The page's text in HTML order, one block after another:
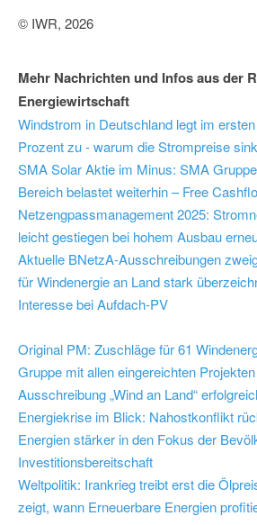
© IWR, 2026
Mehr Nachrichten und Infos aus der
Energiewirtschaft
Windstrom in Deutschland legt im
Prozent zu - warum die Strompreise
SMA Solar Aktie im Minus: SMA
Bereich belastet weiterhin – Free
Netzengpassmanagement 2025:
leicht gestiegen bei hohem Ausbau
Aktuelle BNetzA-Ausschreibungen
für Windenergie an Land stark
Interesse bei Aufdach-PV
Original PM: Zuschläge für 61
Gruppe mit allen eingereichten
Ausschreibung „Wind an Land“
Energiekrise im Blick: Nahostkonflikt
Energien stärker in den Fokus der
Investitionsbereitschaft
Weltpolitik: Irankrieg treibt erst die
zeigt, wann Erneuerbare Energien